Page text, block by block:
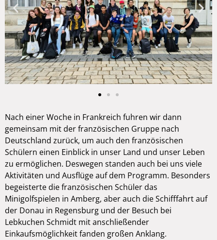
Nach einer Woche in Frankreich fuhren wir dann
gemeinsam mit der französischen Gruppe nach
Deutschland zurück, um auch den französischen
Schülern einen Einblick in unser Land und unser Leben
zu ermöglichen. Deswegen standen auch bei uns viele
Aktivitäten und Ausflüge auf dem Programm. Besonders
begeisterte die französischen Schüler das
Minigolfspielen in Amberg, aber auch die Schifffahrt auf
der Donau in Regensburg und der Besuch bei
Lebkuchen Schmidt mit anschließender
Einkaufsmöglichkeit fanden großen Anklang.